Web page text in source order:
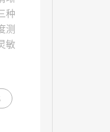
种
测
敏